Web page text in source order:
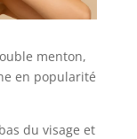
menton,
en popularité
du visage et